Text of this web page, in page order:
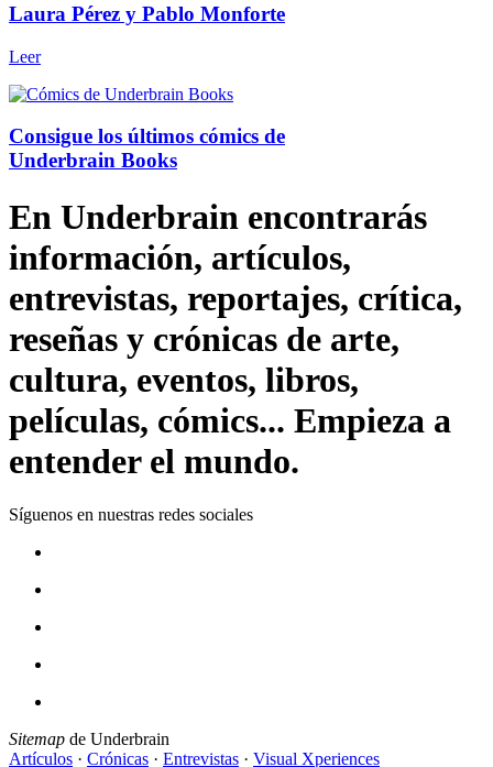
Laura Pérez y Pablo Monforte
Leer
Consigue los últimos cómics de
Underbrain Books
En Underbrain encontrarás
información, artículos,
entrevistas, reportajes, crítica,
reseñas y crónicas de arte,
cultura, eventos, libros,
películas, cómics... Empieza a
entender el mundo.
Síguenos en nuestras redes sociales
Sitemap de Underbrain
Artículos · Crónicas · Entrevistas · Visual Xperiences